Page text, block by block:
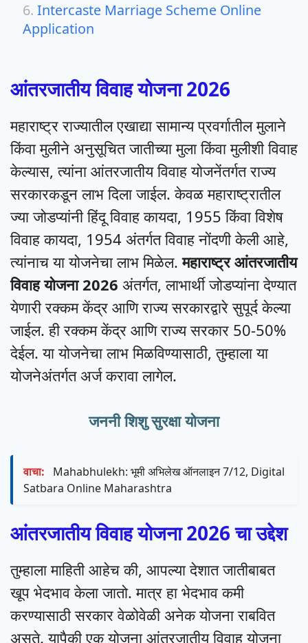
Intercaste Marriage Scheme Online
Application
आंतरजातीय विवाह योजना 2026
महाराष्ट्र राज्यातील एखाद्या सामान्य प्रवर्गातील मुलाने
किंवा मुलीने अनुसूचित जातीच्या मुला किंवा मुलीशी विवाह
केल्यास, त्यांना आंतरजातीय विवाह योजनेंतर्गत राज्य
सरकारकडून लाभ दिला जाईल. केवळ महाराष्ट्रातील
ज्या जोडप्यांनी हिंदू विवाह कायदा, 1955 किंवा विशेष
विवाह कायदा, 1954 अंतर्गत विवाह नोंदणी केली आहे,
त्यांनाच या योजनेचा लाभ मिळेल.महाराष्ट्र आंतरजातीय
विवाह योजना 2026 अंतर्गत, लाभार्थी जोडप्यांना देण्यात
येणारी रक्कम केंद्र आणि राज्य सरकारद्वारे सुपूर्द केल्या
जाईल. ही रक्कम केंद्र आणि राज्य सरकार 50-50%
देईल. या योजनेचा लाभ मिळविण्यासाठी, तुम्हाला या
योजनेअंतर्गत अर्ज करावा लागेल.
जननी शिशु सुरक्षा योजना
वाचा:
Mahabhulekh: भूमी अभिलेख ऑनलाइन 7/12, Digital
Satbara Online Maharashtra
आंतरजातीय विवाह योजना 2026 चा उद्देश
तुम्हाला माहिती आहेच की, आपल्या देशात जातीबाबत
खूप भेदभाव केला जातो. मात्र हा भेदभाव कमी
करण्यासाठी सरकार वेळोवेळी अनेक योजना राबवित
असते. यापैकी एक योजना आंतरजातीय विवाह योजना